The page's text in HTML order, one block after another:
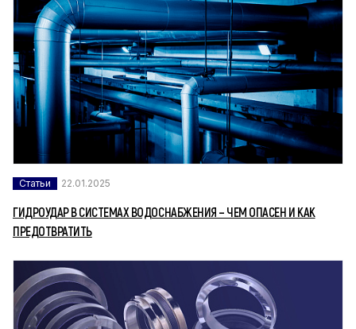
Статьи 22.01.2025
ГИДРОУДАР В СИСТЕМАХ ВОДОСНАБЖЕНИЯ – ЧЕМ ОПАСЕН И КАК
ПРЕДОТВРАТИТЬ